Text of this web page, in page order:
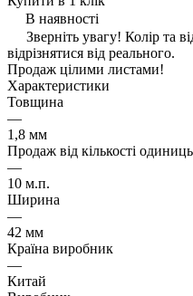
В наявності
Зверніть увагу! Колір та
відрізнятися від реального.
Продаж цілими листами!
Характеристики
Товщина
—
1,8 мм
Продаж від кількості одиниць
—
10 м.п.
Ширина
—
42 мм
Країна виробник
—
Китай